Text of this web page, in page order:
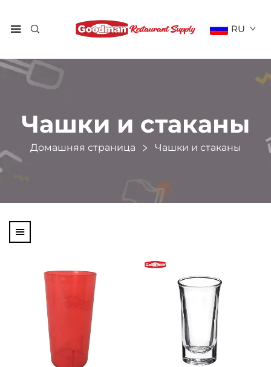
RU
Чашки и стаканы
Домашняя страница Чашки и стаканы